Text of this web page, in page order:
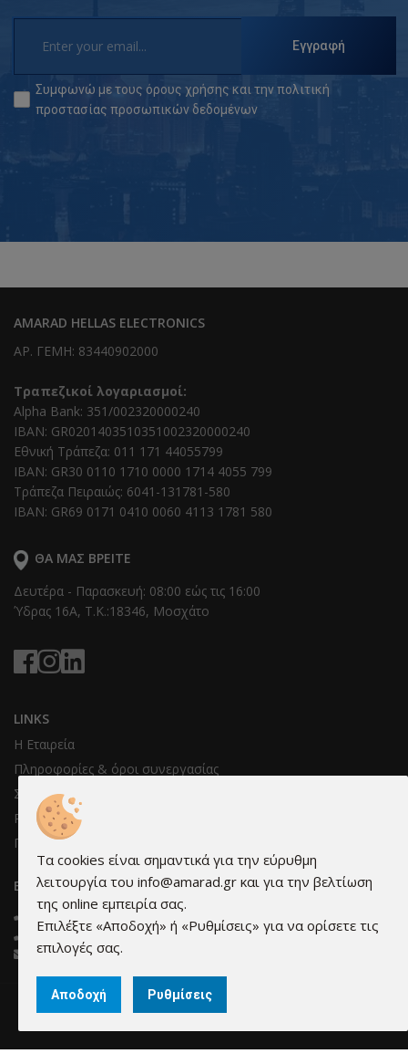
Εγγραφή
Συμφωνώ με τους όρους χρήσης και τηνπολιτική
προστασίας προσωπικών δεδομένων
AMARAD HELLAS ELECTRONICS
ΑΡ. ΓΕΜΗ: 83440902000
Τραπεζικοί λογαριασμοί:
Alpha Bank: 351/002320000240
IBAN: GR0201403510351002320000240
Εθνική Τράπεζα: 011 171 44055799
IBAN: GR30 0110 1710 0000 1714 4055 799
Τράπεζα Πειραιώς: 6041-131781-580
IBAN: GR69 0171 0410 0060 4113 1781 580
ΘΑ ΜΑΣ ΒΡΕΊΤΕ
Δευτέρα - Παρασκευή: 08:00 εώς τις 16:00
Ύδρας 16Α, T.K.:18346, Μοσχάτο
LINKS
Η Εταιρεία
Πληροφορίες & όροι συνεργασίας
Συνεργάτες μας
Ρυθμίσεις cookies
Προστασία προσωπικών δεδομένων
ΕΠΙΚΟΙΝΩΝΊΑ
210 3473595
210 3421576
info@amarad.gr
Τα cookies είναι σημαντικά για την εύρυθμη
λειτουργία του info@amarad.gr και για την βελτίωση
της online εμπειρία σας.
Επιλέξτε «Αποδοχή» ή «Ρυθμίσεις» για να ορίσετε τις
επιλογές σας.
Αποδοχή Ρυθμίσεις